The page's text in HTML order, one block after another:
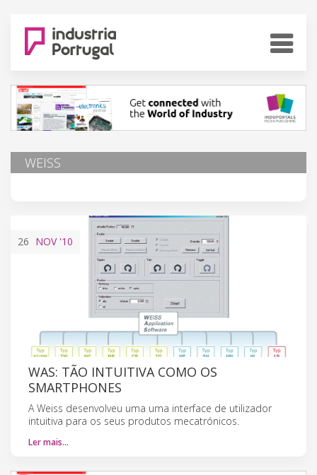
WEISS
26 NOV'10
WAS: TÃO INTUITIVA COMO OS
SMARTPHONES
A Weiss desenvolveu uma uma interface de utilizador
intuitiva para os seus produtos mecatrónicos.
Ler mais…